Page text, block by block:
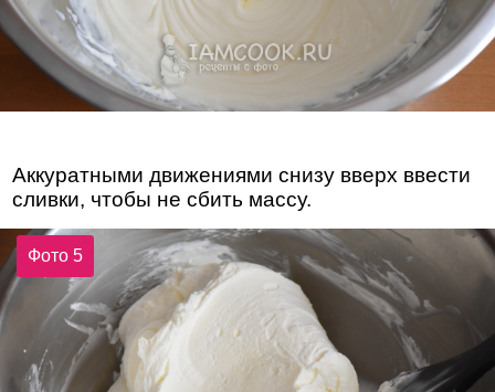
Аккуратными движениями снизу вверх ввести
сливки, чтобы не сбить массу.
Фото 5